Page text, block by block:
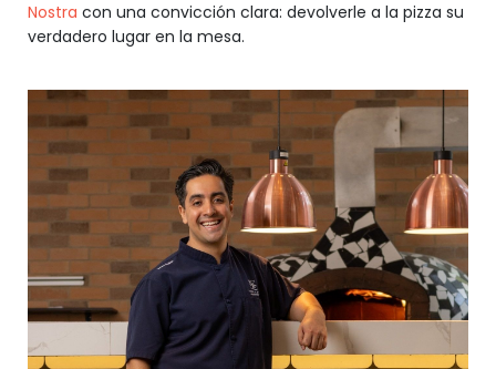
Nostra con una convicción clara: devolverle a la pizza su
verdadero lugar en la mesa.